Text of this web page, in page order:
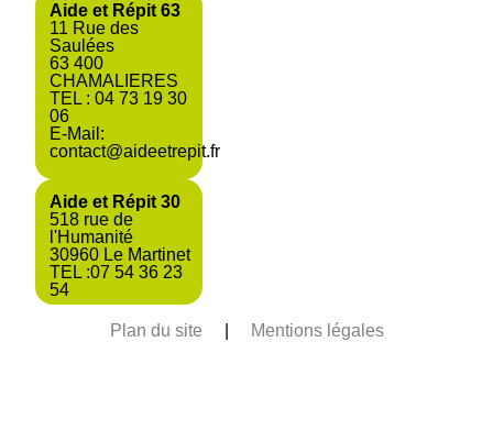
Aide et Répit 63
11 Rue des
Saulées
63 400
CHAMALIERES
TEL : 04 73 19 30
06
E-Mail:
contact@aideetrepit.fr
Aide et Répit 30
518 rue de
l'Humanité
30960 Le Martinet
TEL :07 54 36 23
54
Plan du site Mentions légales